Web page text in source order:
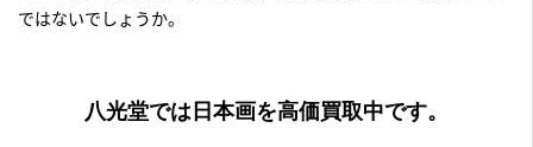
ではないでしょうか。
八光堂では日本画を高価買取中です。